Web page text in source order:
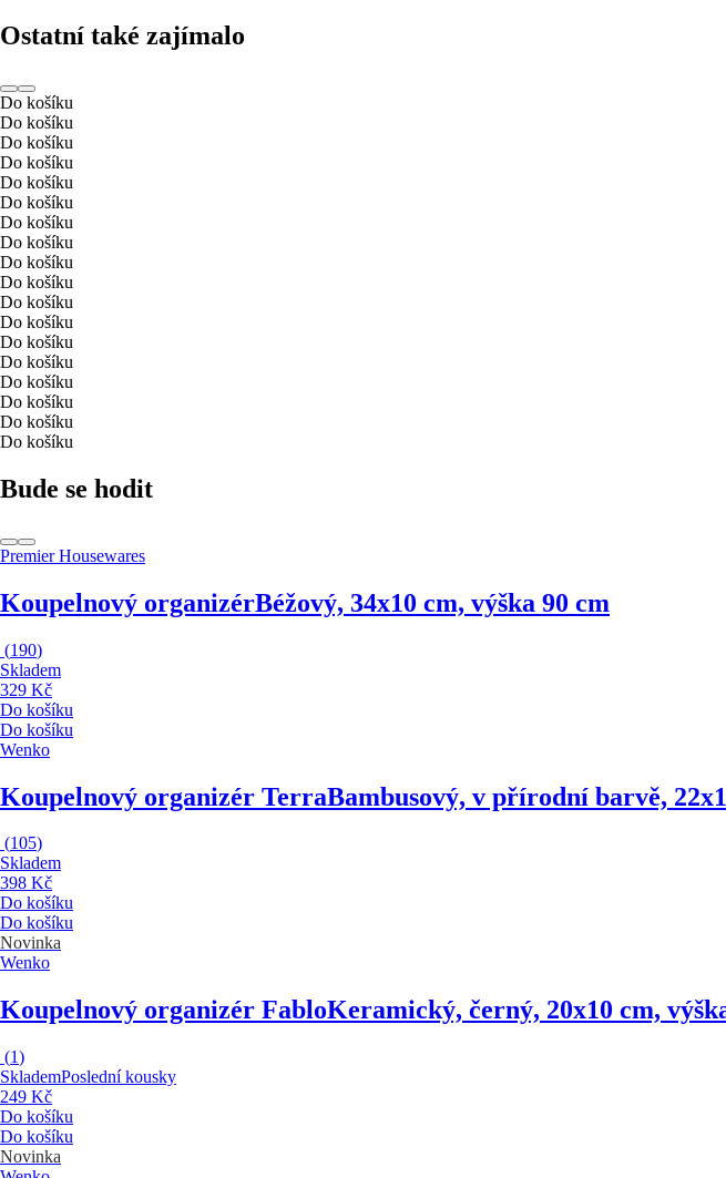
Ostatní také zajímalo
Do košíku
Do košíku
Do košíku
Do košíku
Do košíku
Do košíku
Do košíku
Do košíku
Do košíku
Do košíku
Do košíku
Do košíku
Do košíku
Do košíku
Do košíku
Do košíku
Do košíku
Do košíku
Bude se hodit
Premier Housewares
Koupelnový organizérBéžový, 34x10 cm, výška 90 cm
(190)
Skladem
329 Kč
Do košíku
Do košíku
Wenko
Koupelnový organizér TerraBambusový, v přírodní barvě,
(105)
Skladem
398 Kč
Do košíku
Do košíku
Novinka
Wenko
Koupelnový organizér FabloKeramický, černý, 20x10 cm,
(1)
SklademPoslední kousky
249 Kč
Do košíku
Do košíku
Novinka